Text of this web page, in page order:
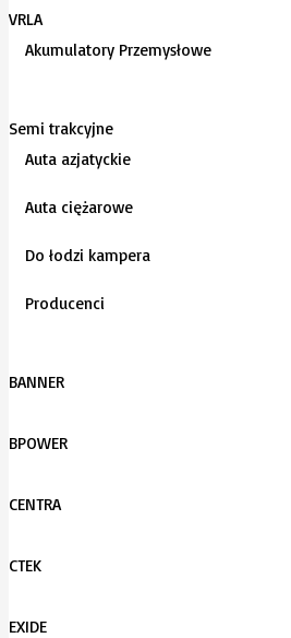
VRLA
Akumulatory Przemysłowe
Semi trakcyjne
Auta azjatyckie
Auta ciężarowe
Do łodzi kampera
Producenci
BANNER
BPOWER
CENTRA
CTEK
EXIDE